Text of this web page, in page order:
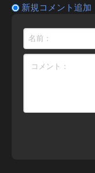
新規コメント追加